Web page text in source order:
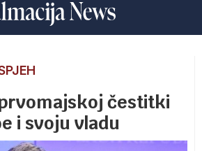
čestitki
i svoju vladu